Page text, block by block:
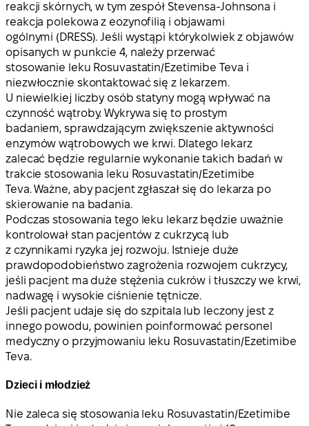
reakcji skórnych, w tym zespół Stevensa-Johnsona i
reakcja polekowa z eozynofilią i objawami
ogólnymi (DRESS). Jeśli wystąpi którykolwiek z objawów
opisanych w punkcie 4, należy przerwać
stosowanie leku Rosuvastatin/Ezetimibe Teva i
niezwłocznie skontaktować się z lekarzem.
U niewielkiej liczby osób statyny mogą wpływać na
czynność wątroby. Wykrywa się to prostym
badaniem, sprawdzającym zwiększenie aktywności
enzymów wątrobowych we krwi. Dlatego lekarz
zalecać będzie regularnie wykonanie takich badań w
trakcie stosowania leku Rosuvastatin/Ezetimibe
Teva. Ważne, aby pacjent zgłaszał się do lekarza po
skierowanie na badania.
Podczas stosowania tego leku lekarz będzie uważnie
kontrolował stan pacjentów z cukrzycą lub
z czynnikami ryzyka jej rozwoju. Istnieje duże
prawdopodobieństwo zagrożenia rozwojem cukrzycy,
jeśli pacjent ma duże stężenia cukrów i tłuszczy we krwi,
nadwagę i wysokie ciśnienie tętnicze.
Jeśli pacjent udaje się do szpitala lub leczony jest z
innego powodu, powinien poinformować personel
medyczny o przyjmowaniu leku Rosuvastatin/Ezetimibe
Teva.
Dzieci i młodzież
Nie zaleca się stosowania leku Rosuvastatin/Ezetimibe